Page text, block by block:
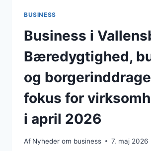
BUSINESS
Business i
Bæredygtighed,
og
fokus for
i april 2026
Af Nyheder om business 7. maj 2026